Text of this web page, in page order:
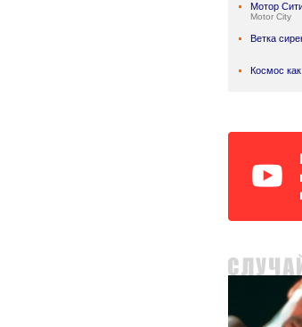
Мотор
Motor City
Ветка
Космос